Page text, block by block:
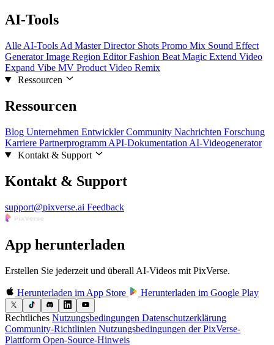
AI-Tools
Alle AI-Tools Ad MasterDirector Shots Promo Mix Sound Effect
GeneratorImage Region EditorFashion Beat Magic Extend Video
Expand Vibe MV Product Video Remix
Ressourcen
Ressourcen
Blog Unternehmen EntwicklerCommunity Nachrichten Forschung
Karriere Partnerprogramm API-Dokumentation AI-Videogenerator
Kontakt & Support
Kontakt & Support
support@pixverse.ai Feedback
App herunterladen
Erstellen Sie jederzeit und überall AI-Videos mit PixVerse.
Herunterladen im App Store Herunterladen im Google Play
Rechtliches Nutzungsbedingungen Datenschutzerklärung
Community-Richtlinien Nutzungsbedingungen der PixVerse-
Plattform Open-Source-Hinweis